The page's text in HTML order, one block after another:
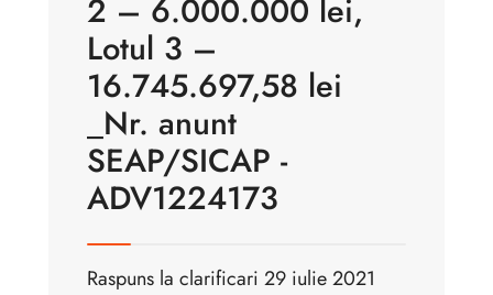
2 – 6.000.000 lei,
Lotul 3 –
16.745.697,58 lei
_Nr. anunt
SEAP/SICAP -
ADV1224173
Raspuns la clarificari 29 iulie 2021